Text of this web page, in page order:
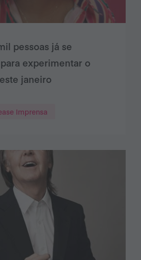
pessoas já se
experimentar o
janeiro
Imprensa